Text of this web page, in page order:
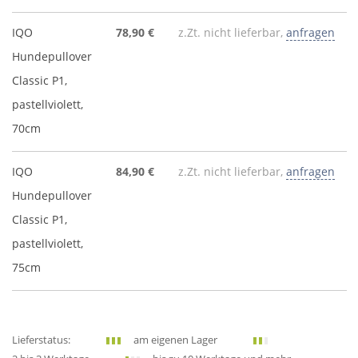
IQO
Hundepullover
Classic P1,
pastellviolett,
70cm
78,90 € z.Zt. nicht lieferbar, anfragen
IQO
Hundepullover
Classic P1,
pastellviolett,
75cm
84,90 € z.Zt. nicht lieferbar, anfragen
Lieferstatus:
am eigenen Lager